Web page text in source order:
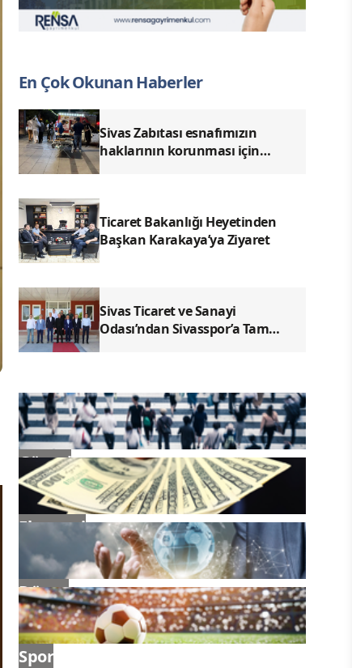
En Çok Okunan Haberler
Sivas Zabıtası esnafımızın
haklarının korunması için
Ticaret Bakanlığı Heyetinden
Başkan Karakaya’ya Ziyaret
Sivas Ticaret ve Sanayi
Odası’ndan Sivasspor’a Tam
Güncel
Ekonomi
Dünya
Spor